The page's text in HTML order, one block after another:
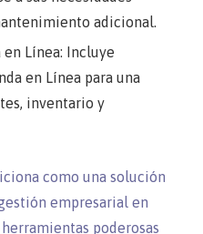
adicional.
Línea: Incluye
en Línea para una
inventario y
como una solución
empresarial en
poderosas